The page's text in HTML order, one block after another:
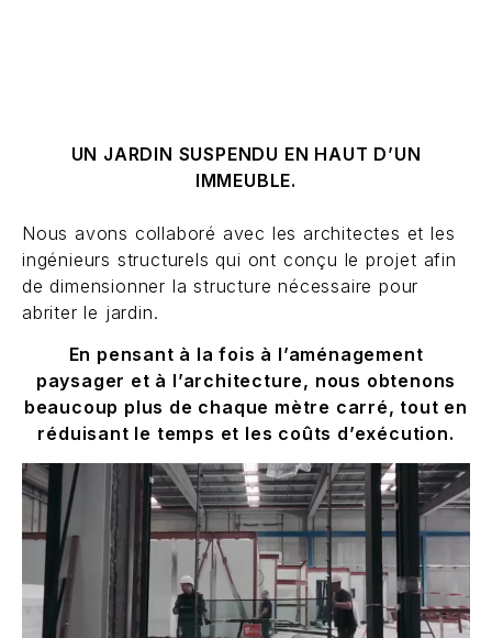
UN JARDIN SUSPENDU EN HAUT D’UN
IMMEUBLE.
Nous avons collaboré avec les architectes et les
ingénieurs structurels qui ont conçu le projet afin
de dimensionner la structure nécessaire pour
abriter le jardin.
En pensant à la fois à l’aménagement
paysager et à l’architecture, nous obtenons
beaucoup plus de chaque mètre carré, tout en
réduisant le temps et les coûts d’exécution.
Lecteur
vidéo